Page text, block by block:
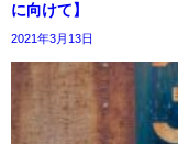
に向けて】
2021年3月13日